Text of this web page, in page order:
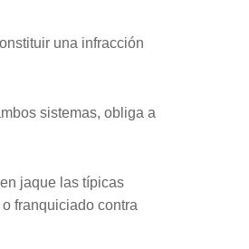
una infracción
sistemas, obliga a
jaque las típicas
franquiciado contra